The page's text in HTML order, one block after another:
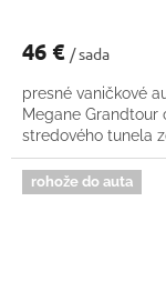
46 € / sada
presné vaničkové
Megane Grandtour
stredového tunela
rohože do auta